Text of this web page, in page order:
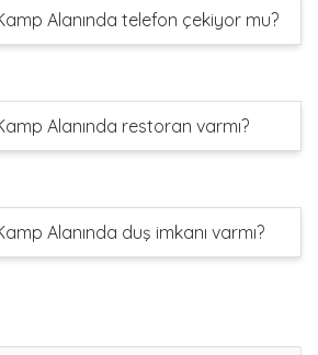
Alanında telefon çekiyor mu?
Alanında restoran varmı?
Alanında duş imkanı varmı?